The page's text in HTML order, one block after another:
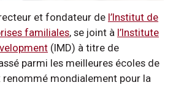
et fondateur de l’Institut de
familiales, se joint à l’Institute
(IMD) à titre de
parmi les meilleures écoles de
renommé mondialement pour la